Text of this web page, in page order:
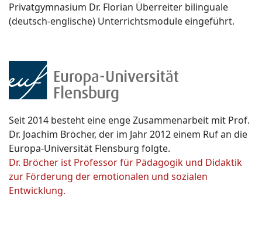
Privatgymnasium Dr. Florian Überreiter bilinguale
(deutsch-englische) Unterrichtsmodule eingeführt.
Seit 2014 besteht eine enge Zusammenarbeit mit Prof.
Dr. Joachim Bröcher, der im Jahr 2012 einem Ruf an die
Europa-Universität Flensburg folgte.
Dr. Bröcher ist Professor für Pädagogik und Didaktik
zur Förderung der emotionalen und sozialen
Entwicklung.